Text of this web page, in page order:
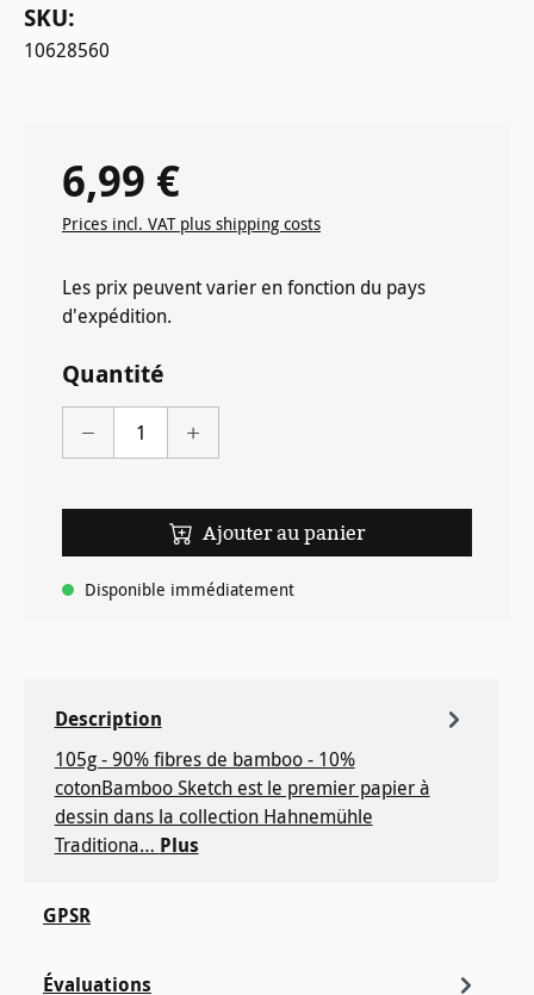
SKU:
10628560
Prix régulier :
6,99 €
Prices incl. VAT plus shipping costs
Les prix peuvent varier en fonction du pays
d'expédition.
Quantité
Ajouter au panier
Disponible immédiatement
Description
105g - 90% fibres de bamboo - 10%
cotonBamboo Sketch est le premier papier à
dessin dans la collection Hahnemühle
Traditiona… Plus
GPSR
Évaluations